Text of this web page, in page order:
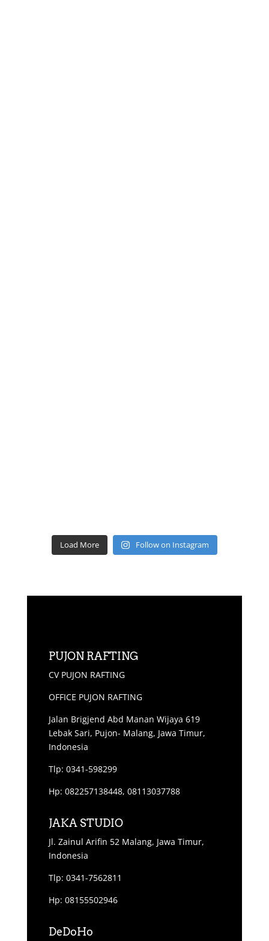
Load More Follow on Instagram
PUJON RAFTING
CV PUJON RAFTING
OFFICE PUJON RAFTING
Jalan Brigjend Abd Manan Wijaya 619
Lebak Sari, Pujon- Malang, Jawa Timur,
Indonesia
Tlp: 0341-598299
Hp: 082257138448, 08113037788
JAKA STUDIO
Jl. Zainul Arifin 52 Malang, Jawa Timur,
Indonesia
Tlp: 0341-7562811
Hp: 08155502946
DeDoHo